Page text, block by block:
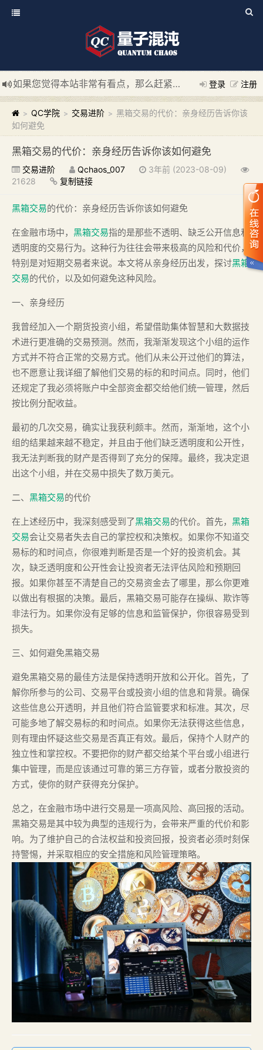
登录 注册
如果您觉得本站非常有看点，那么赶紧使用Ctrl+D 收藏我们吧
新添加量子混沌系统板块，欢迎大家访问！
---“量子混沌系
> QC学院 > 交易进阶 > 黑箱交易的代价：亲身经历告诉你该
如何避免
黑箱交易的代价：亲身经历告诉你该如何避免
交易进阶 Qchaos_007
3年前 (2023-08-09)
21628
复制链接
黑箱交易的代价：亲身经历告诉你该如何避免
在金融市场中， 黑箱交易指的是那些不透明、缺乏公开信息和
透明度的交易行为。这种行为往往会带来极高的风险和代价，
特别是对短期交易者来说。本文将从亲身经历出发，探讨黑箱
交易的代价，以及如何避免这种风险。
一、亲身经历
我曾经加入一个期货投资小组，希望借助集体智慧和大数据技
术进行更准确的交易预测。然而，我渐渐发现这个小组的运作
方式并不符合正常的交易方式。他们从未公开过他们的算法，
也不愿意让我详细了解他们交易的标的和时间点。同时，他们
还规定了我必须将账户中全部资金都交给他们统一管理，然后
按比例分配收益。
最初的几次交易，确实让我获利颇丰。然而，渐渐地，这个小
组的结果越来越不稳定，并且由于他们缺乏透明度和公开性，
我无法判断我的财产是否得到了充分的保障。最终，我决定退
出这个小组，并在交易中损失了数万美元。
二、 黑箱交易的代价
在上述经历中，我深刻感受到了黑箱交易的代价。首先， 黑箱
交易会让交易者失去自己的掌控权和决策权。如果你不知道交
易标的和时间点，你很难判断是否是一个好的投资机会。其
次，缺乏透明度和公开性会让投资者无法评估风险和预期回
报。如果你甚至不清楚自己的交易资金去了哪里，那么你更难
以做出有根据的决策。最后，黑箱交易可能存在操纵、欺诈等
非法行为。如果你没有足够的信息和监管保护，你很容易受到
损失。
三、如何避免黑箱交易
避免黑箱交易的最佳方法是保持透明开放和公开化。首先，了
解你所参与的公司、交易平台或投资小组的信息和背景。确保
这些信息公开透明，并且他们符合监管要求和标准。其次，尽
可能多地了解交易标的和时间点。如果你无法获得这些信息，
则有理由怀疑这些交易是否真正有效。最后，保持个人财产的
独立性和掌控权。不要把你的财产都交给某个平台或小组进行
集中管理，而是应该通过可靠的第三方存管，或者分散投资的
方式，使你的财产获得充分保护。
总之，在金融市场中进行交易是一项高风险、高回报的活动。
黑箱交易是其中较为典型的违规行为，会带来严重的代价和影
响。为了维护自己的合法权益和投资回报，投资者必须时刻保
持警惕，并采取相应的安全措施和风险管理策略。